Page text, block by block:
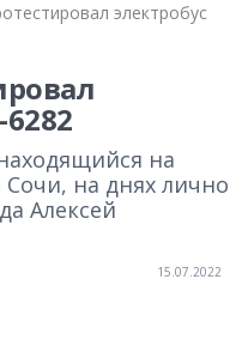
электробус
на
на днях лично
Алексей
15.07.2022